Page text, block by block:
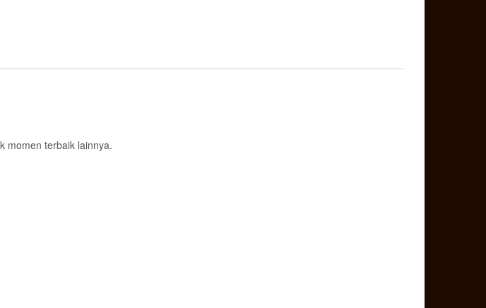
momen terbaik lainnya.